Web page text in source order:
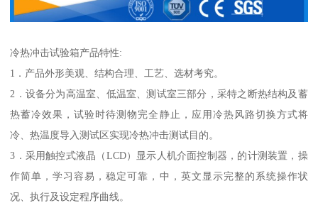
冷热冲击试验箱产品特性:
1．产品外形美观、结构合理、工艺、选材考究。
2．设备分为高温室、低温室、测试室三部分，采特之断热结构及蓄
热蓄冷效果，试验时待测物完全静止，应用冷热风路切换方式将
冷、热温度导入测试区实现冷热冲击测试目的。
3．采用触控式液晶（LCD）显示人机介面控制器，的计测装置，操
作简单，学习容易，稳定可靠，中，英文显示完整的系统操作状
况、执行及设定程序曲线。